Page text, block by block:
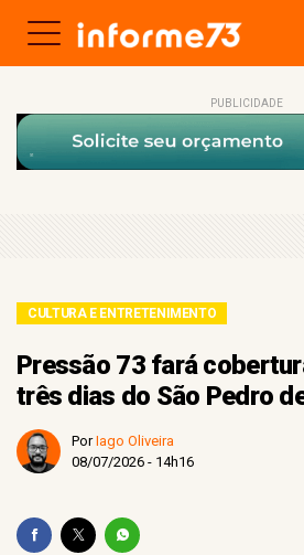
PUBLICIDADE
CULTURA E ENTRETENIMENTO
Pressão 73 fará
três dias do São Pedro
PorIago Oliveira
08/07/2026 - 14h16